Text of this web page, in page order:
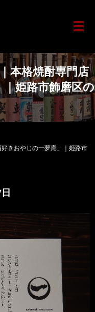
メ
本格焼酎専門店
姫路市飾磨区の
きおやじの一夢庵」｜姫路市